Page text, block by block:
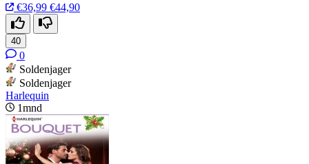
€36,99 €44,90
40
0
Soldenjager
Soldenjager
Harlequin
1mnd